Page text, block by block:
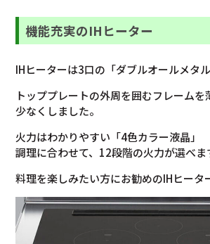
機能充実のIHヒーター
IHヒーターは3口の「ダブルオールメタ
トッププレートの外周を囲むフレームを
少なくしました。
火力はわかりやすい「4色カラー液晶」
調理に合わせて、12段階の火力が選べま
料理を楽しみたい方にお勧めのIHヒータ